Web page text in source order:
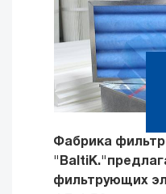
Фабрика
фильтрующих